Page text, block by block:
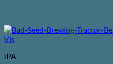
Vis
IPA